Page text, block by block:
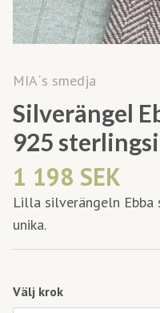
MIA´s smedja
Silverängel
925
1 198 SEK
Lilla silverängeln Ebba
unika.
Välj krok